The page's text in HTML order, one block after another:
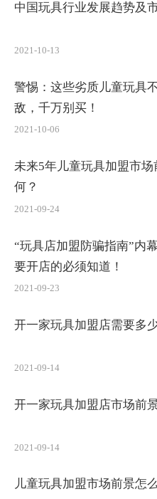
中国玩具行业发展趋势及
2021-10-13
警惕：这些劣质儿童玩具
敌，千万别买！
2021-10-06
未来5年儿童玩具加盟市场
何？
2021-09-24
“玩具店加盟防骗指南​”内
要开店的必须知道！
2021-09-23
开一家玩具加盟店需要多
2021-09-14
开一家玩具加盟店市场前
2021-09-14
儿童玩具加盟市场前景怎